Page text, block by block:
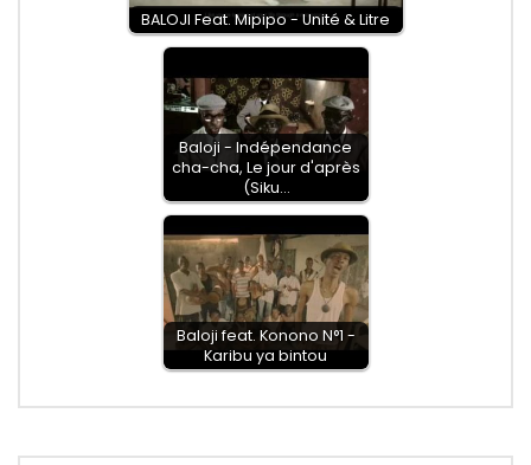
BALOJI Feat. Mipipo - Unité & Litre
Baloji - Indépendance
cha-cha, Le jour d'après
(Siku…
Baloji feat. Konono N°1 -
Karibu ya bintou